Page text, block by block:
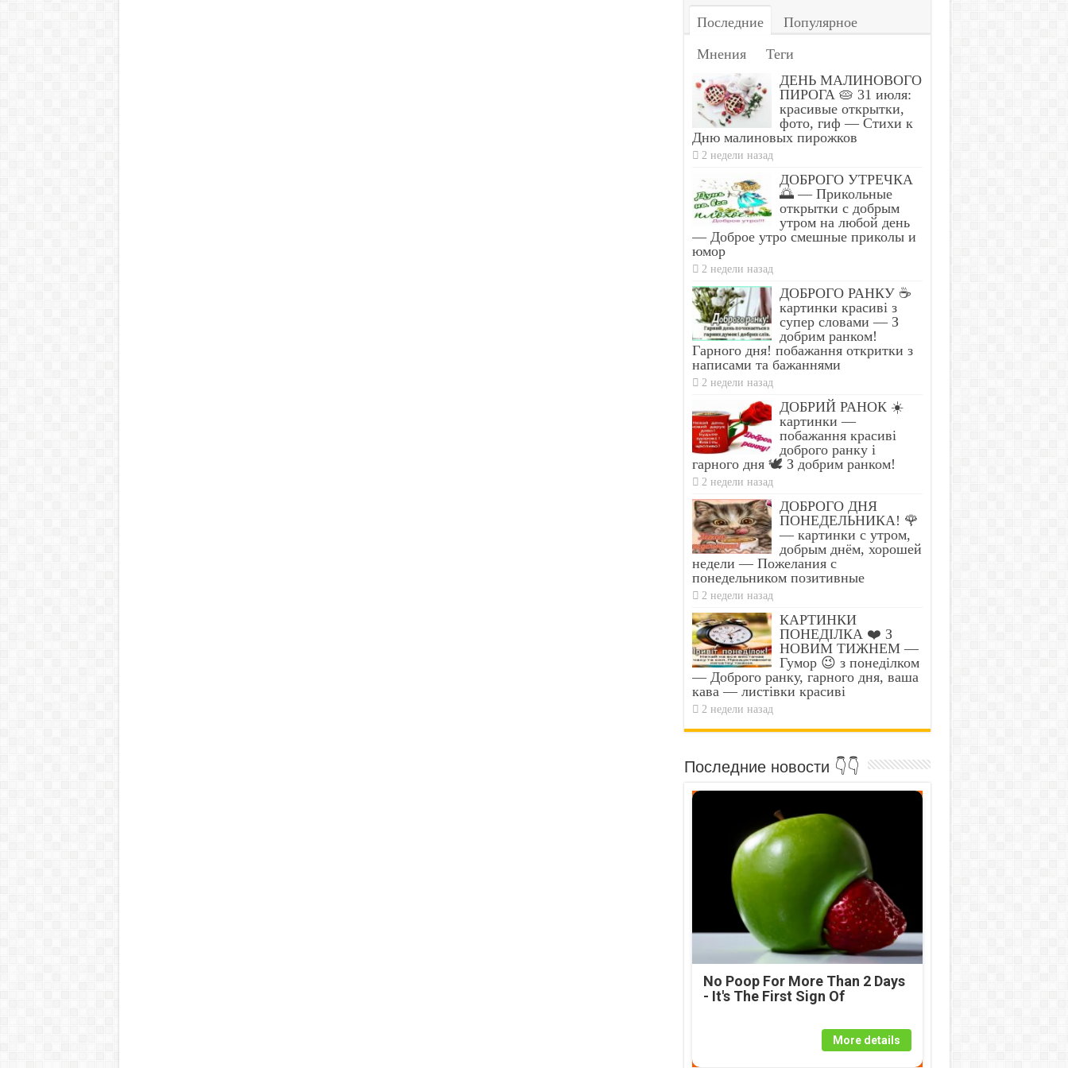
Последние
Популярное
Мнения
Теги
ДЕНЬ МАЛИНОВОГО
ПИРОГА 🥧 31 июля:
красивые открытки,
фото, гиф — Стихи к
Дню малиновых пирожков
2 недели назад
ДОБРОГО УТРЕЧКА
🌅 — Прикольные
открытки с добрым
утром на любой день
— Доброе утро смешные приколы и
юмор
2 недели назад
ДОБРОГО РАНКУ ☕
картинки красиві з
супер словами — З
добрим ранком!
Гарного дня! побажання откритки з
написами та бажаннями
2 недели назад
ДОБРИЙ РАНОК ☀️
картинки —
побажання красиві
доброго ранку і
гарного дня 🕊️ З добрим ранком!
2 недели назад
ДОБРОГО ДНЯ
ПОНЕДЕЛЬНИКА! 🌹
— картинки с утром,
добрым днём, хорошей
недели — Пожелания с
понедельником позитивные
2 недели назад
КАРТИНКИ
ПОНЕДІЛКА ❤️ З
НОВИМ ТИЖНЕМ —
Гумор 😉 з понеділком
— Доброго ранку, гарного дня, ваша
кава — листівки красиві
2 недели назад
Последние новости 👇👇
No Poop For More Than 2 Days
- It's The First Sign Of
More details